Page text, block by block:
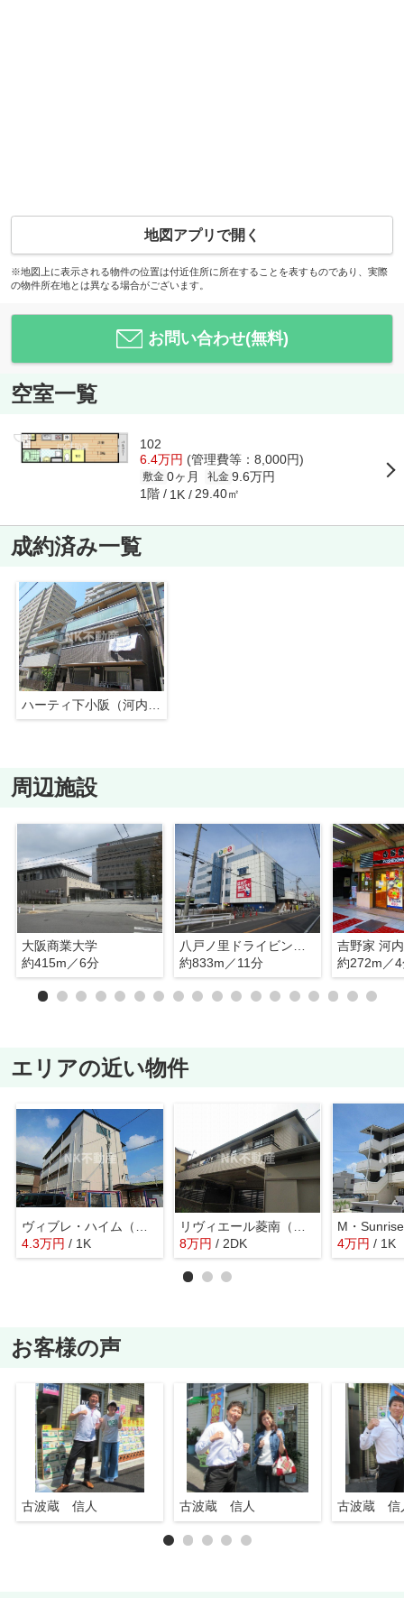
地図アプリで開く
※地図上に表示される物件の位置は付近住所に所在することを表すものであり、実際
の物件所在地とは異なる場合がございます。
お問い合わせ(無料)
空室一覧
102
6.4万円 (管理費等：8,000円)
敷金 0ヶ月 礼金 9.6万円
1階 1K 29.40㎡
成約済み一覧
周辺施設
大阪商業大学
約415m／6分
八戸ノ里ドライビングスクール
約833m／11分
吉野家 河
約272m／
エリアの近い物件
4.3万円 / 1K
8万円 / 2DK 4万円 / 1K
お客様の声
古波蔵 信人 古波蔵 信人 古波蔵 信